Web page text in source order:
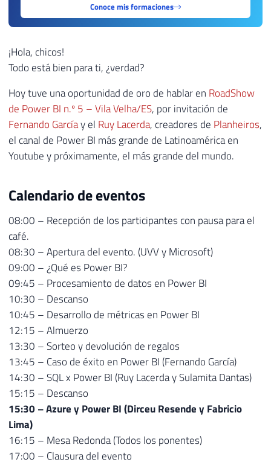
Conoce mis formaciones
¡Hola, chicos!
Todo está bien para ti, ¿verdad?
Hoy tuve una oportunidad de oro de hablar en RoadShow
de Power BI n.º 5 – Vila Velha/ES, por invitación de
Fernando Garcíay el Ruy Lacerda, creadores de Planheiros,
el canal de Power BI más grande de Latinoamérica en
Youtube y próximamente, el más grande del mundo.
Calendario de eventos
08:00 – Recepción de los participantes con pausa para el
café.
08:30 – Apertura del evento. (UVV y Microsoft)
09:00 – ¿Qué es Power BI?
09:45 – Procesamiento de datos en Power BI
10:30 – Descanso
10:45 – Desarrollo de métricas en Power BI
12:15 – Almuerzo
13:30 – Sorteo y devolución de regalos
13:45 – Caso de éxito en Power BI (Fernando García)
14:30 – SQL x Power BI (Ruy Lacerda y Sulamita Dantas)
15:15 – Descanso
15:30 – Azure y Power BI (Dirceu Resende y Fabricio
Lima)
16:15 – Mesa Redonda (Todos los ponentes)
17:00 – Clausura del evento